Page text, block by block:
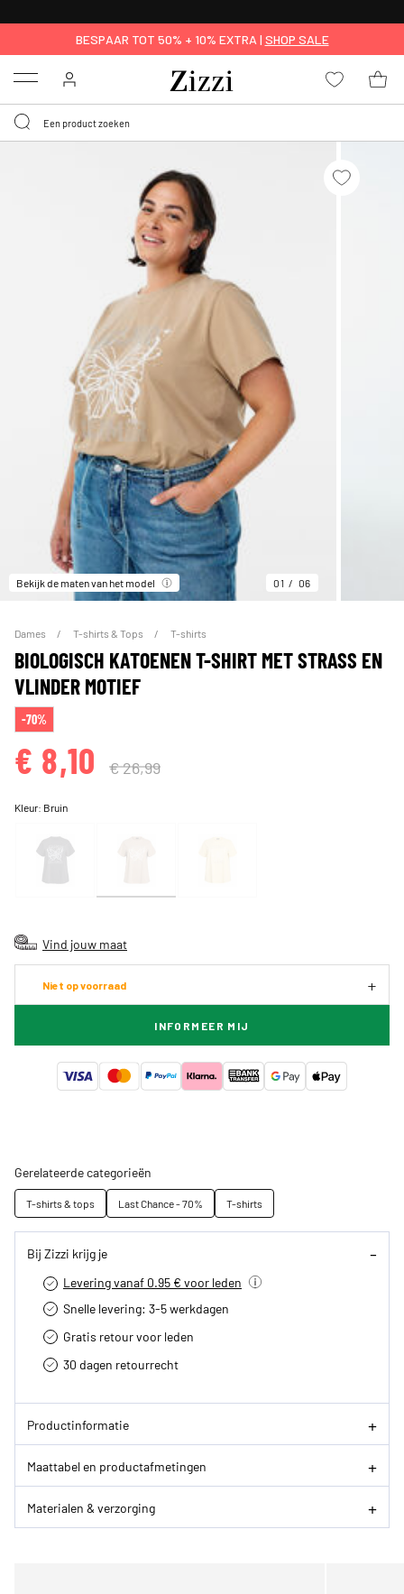
BESPAAR TOT 50% + 10% EXTRA | SHOP SALE
Menu
Bekijk de maten van het model 01 06
Dames T-shirts & Tops T-shirts
BIOLOGISCH KATOENEN T-SHIRT MET STRASS EN
VLINDER MOTIEF
-70%
€ 8,10 € 26,99
Kleur: Bruin
Vind jouw maat
Niet op voorraad
INFORMEER MIJ
Gerelateerde categorieën
T-shirts & tops Last Chance - 70% T-shirts
Bij Zizzi krijg je
Levering vanaf 0.95 € voor leden
Snelle levering: 3-5 werkdagen
Gratis retour voor leden
30 dagen retourrecht­
Productinformatie
Maattabel en productafmetingen
Materialen & verzorging